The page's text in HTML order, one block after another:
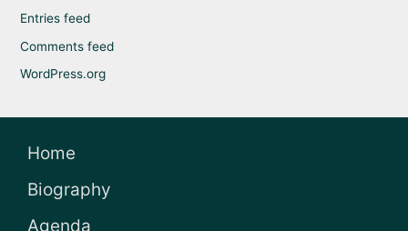
Entries feed
Comments feed
WordPress.org
Home
Biography
Agenda